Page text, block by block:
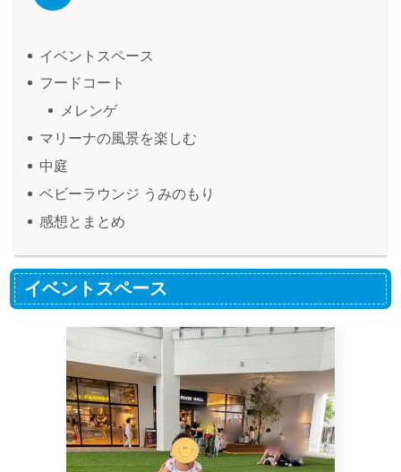
イベントスペース
フードコート
メレンゲ
マリーナの風景を楽しむ
中庭
ベビーラウンジ うみのもり
感想とまとめ
イベントスペース